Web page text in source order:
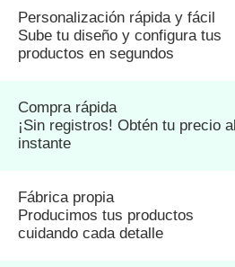
Personalización rápida y fácil
Sube tu diseño y configura tus
productos en segundos
Compra rápida
¡Sin registros! Obtén tu precio al
instante
Fábrica propia
Producimos tus productos
cuidando cada detalle